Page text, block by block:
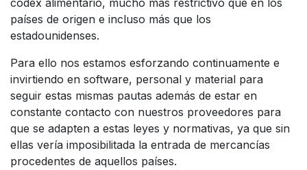
países de origen e incluso más que los
estadounidenses.
Para ello nos estamos esforzando continuamente e
invirtiendo en software, personal y material para
seguir estas mismas pautas además de estar en
constante contacto con nuestros proveedores para
que se adapten a estas leyes y normativas, ya que sin
ellas vería imposibilitada la entrada de mercancías
procedentes de aquellos países.